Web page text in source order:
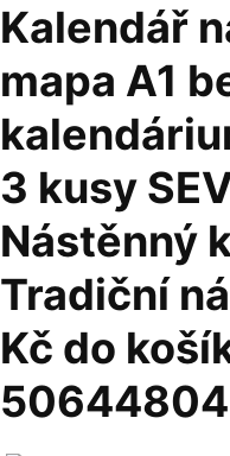
Kalendář
mapa A1
3 kusy
Nástěnný
Tradiční
Kč do